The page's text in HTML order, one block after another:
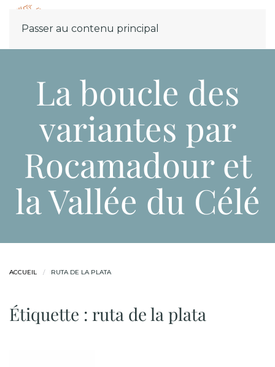
Passer au contenu principal
La boucle des
variantes par
Rocamadour et
la Vallée du Célé
ACCUEIL RUTA DE LA PLATA
Étiquette : ruta de la plata